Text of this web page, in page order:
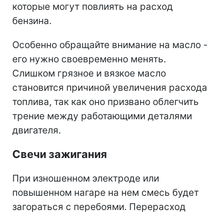
которые могут повлиять на расход
бензина.
Особенно обращайте внимание на масло -
его нужно своевременно менять.
Слишком грязное и вязкое масло
становится причиной увеличения расхода
топлива, так как оно призвано облегчить
трение между работающими деталями
двигателя.
Свечи зажигания
При изношенном электроде или
повышенном нагаре на нем смесь будет
загораться с перебоями. Перерасход